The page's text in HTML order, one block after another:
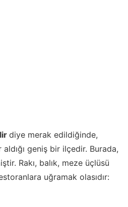
diye merak edildiğinde,
geniş bir ilçedir. Burada,
Rakı, balık, meze üçlüsü
uğramak olasıdır: